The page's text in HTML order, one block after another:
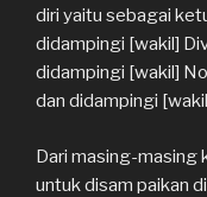
diri yaitu sebagai
didampingi [wakil]
didampingi [wakil]
dan didampingi
Dari masing-masing
untuk disam paikan